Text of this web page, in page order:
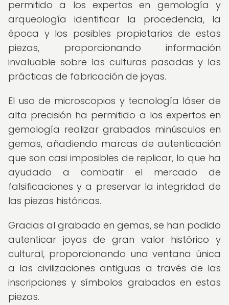
permitido a los expertos en gemología y
arqueología identificar la procedencia, la
época y los posibles propietarios de estas
piezas, proporcionando información
invaluable sobre las culturas pasadas y las
prácticas de fabricación de joyas.
El uso de microscopios y tecnología láser de
alta precisión ha permitido a los expertos en
gemología realizar grabados minúsculos en
gemas, añadiendo marcas de autenticación
que son casi imposibles de replicar, lo que ha
ayudado a combatir el mercado de
falsificaciones y a preservar la integridad de
las piezas históricas.
Gracias al grabado en gemas, se han podido
autenticar joyas de gran valor histórico y
cultural, proporcionando una ventana única
a las civilizaciones antiguas a través de las
inscripciones y símbolos grabados en estas
piezas.